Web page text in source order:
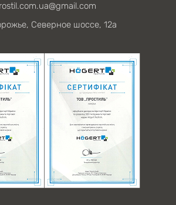
Северное шоссе, 12а